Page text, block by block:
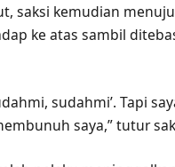
saksi kemudian
ke atas sambil
sudahmi’. Tapi
saya,” tutur